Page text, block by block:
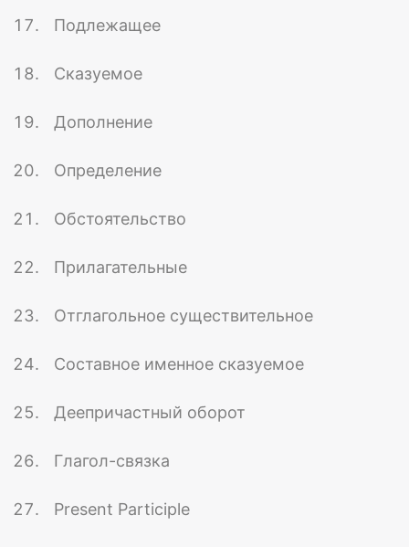
Подлежащее
Сказуемое
Дополнение
Определение
Обстоятельство
Прилагательные
Отглагольное существительное
Составное именное сказуемое
Деепричастный оборот
Глагол-связка
Present Participle